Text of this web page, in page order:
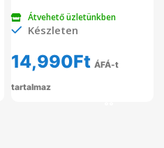
Átvehető üzletünkben
Készleten
14,990Ft ÁFÁ-t
tartalmaz